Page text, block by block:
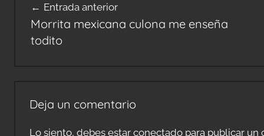
de
entradas
Entrada anterior
Morrita mexicana culona me enseña
todito
Deja un comentario
Lo siento, debes estar conectado para publicar un